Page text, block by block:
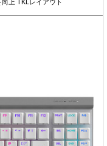
上 TKLレイアウト